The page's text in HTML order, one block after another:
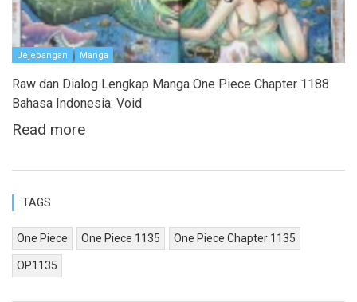
Jejepangan Manga
Raw dan Dialog Lengkap Manga One Piece Chapter 1188
Bahasa Indonesia: Void
Read more
TAGS
One Piece One Piece 1135 One Piece Chapter 1135
OP1135